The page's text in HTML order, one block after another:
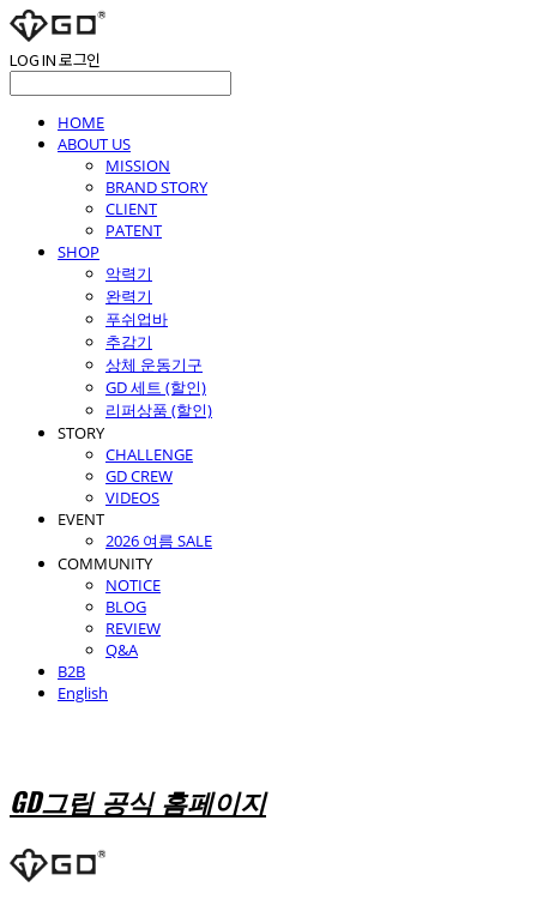
LOG IN로그인
HOME
ABOUT US
MISSION
BRAND STORY
CLIENT
PATENT
SHOP
악력기
완력기
푸쉬업바
추감기
상체 운동기구
GD 세트 (할인)
리퍼상품 (할인)
STORY
CHALLENGE
GD CREW
VIDEOS
EVENT
2026 여름 SALE
COMMUNITY
NOTICE
BLOG
REVIEW
Q&A
B2B
English
GD그립 공식 홈페이지